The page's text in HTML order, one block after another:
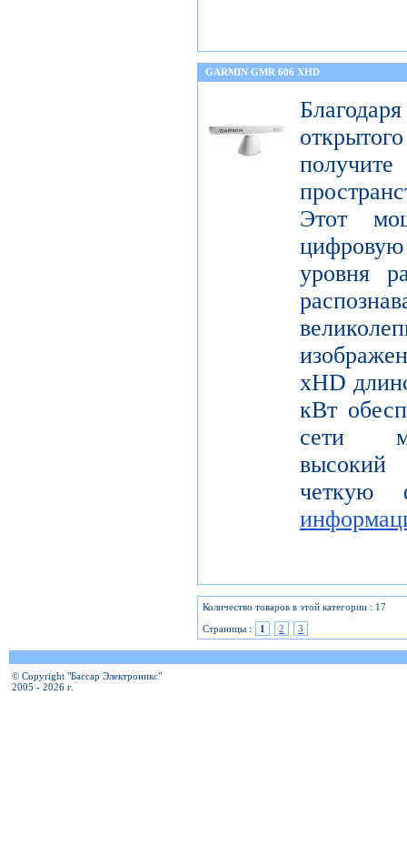
GARMIN GMR 606 XHD
Этот
уровня
xHD
кВт
сети
высокий
четкую
Количество товаров в этой категории : 17
Страницы :
1 2 3
© Copyright "Бассар Электроникс"
2005 - 2026 г.